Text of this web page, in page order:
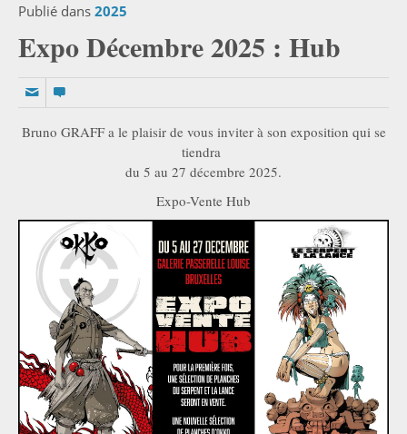
Publié dans 2025
Expo Décembre 2025 : Hub
Bruno GRAFF a le plaisir de vous inviter à son exposition qui se
tiendra
du 5 au 27 décembre 2025.
Expo-Vente Hub